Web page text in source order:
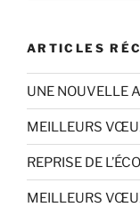
ARTICLES
UNE NOUVELLE
MEILLEURS
REPRISE DE
MEILLEURS